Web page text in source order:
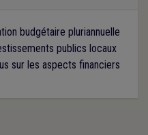
budgétaire pluriannuelle
publics locaux
sur les aspects financiers